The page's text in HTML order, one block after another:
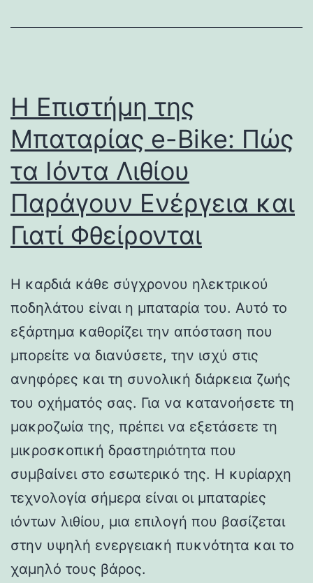
Η Επιστήμη της
Μπαταρίας e-Bike: Πώς
τα Ιόντα Λιθίου
Παράγουν Ενέργεια και
Γιατί Φθείρονται
Η καρδιά κάθε σύγχρονου ηλεκτρικού
ποδηλάτου είναι η μπαταρία του. Αυτό το
εξάρτημα καθορίζει την απόσταση που
μπορείτε να διανύσετε, την ισχύ στις
ανηφόρες και τη συνολική διάρκεια ζωής
του οχήματός σας. Για να κατανοήσετε τη
μακροζωία της, πρέπει να εξετάσετε τη
μικροσκοπική δραστηριότητα που
συμβαίνει στο εσωτερικό της. Η κυρίαρχη
τεχνολογία σήμερα είναι οι μπαταρίες
ιόντων λιθίου, μια επιλογή που βασίζεται
στην υψηλή ενεργειακή πυκνότητα και το
χαμηλό τους βάρος.